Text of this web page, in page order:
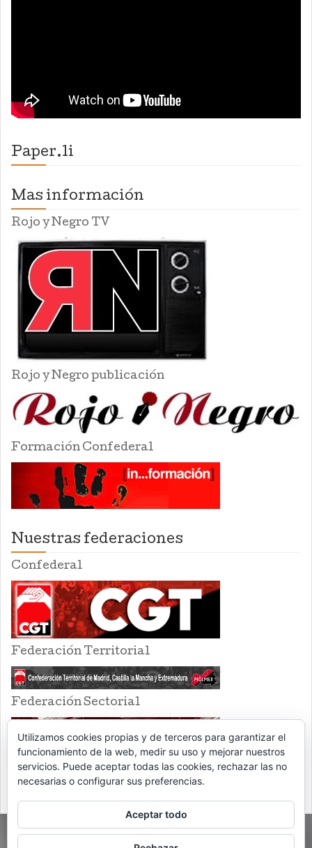
Paper.li
Mas información
Rojo y Negro TV
Rojo y Negro publicación
Formación Confederal
Nuestras federaciones
Confederal
Federación Territorial
Federación Sectorial
Utilizamos cookies propias y de terceros para garantizar el
funcionamiento de la web, medir su uso y mejorar nuestros
servicios. Puede aceptar todas las cookies, rechazar las no
necesarias o configurar sus preferencias.
Aceptar todo